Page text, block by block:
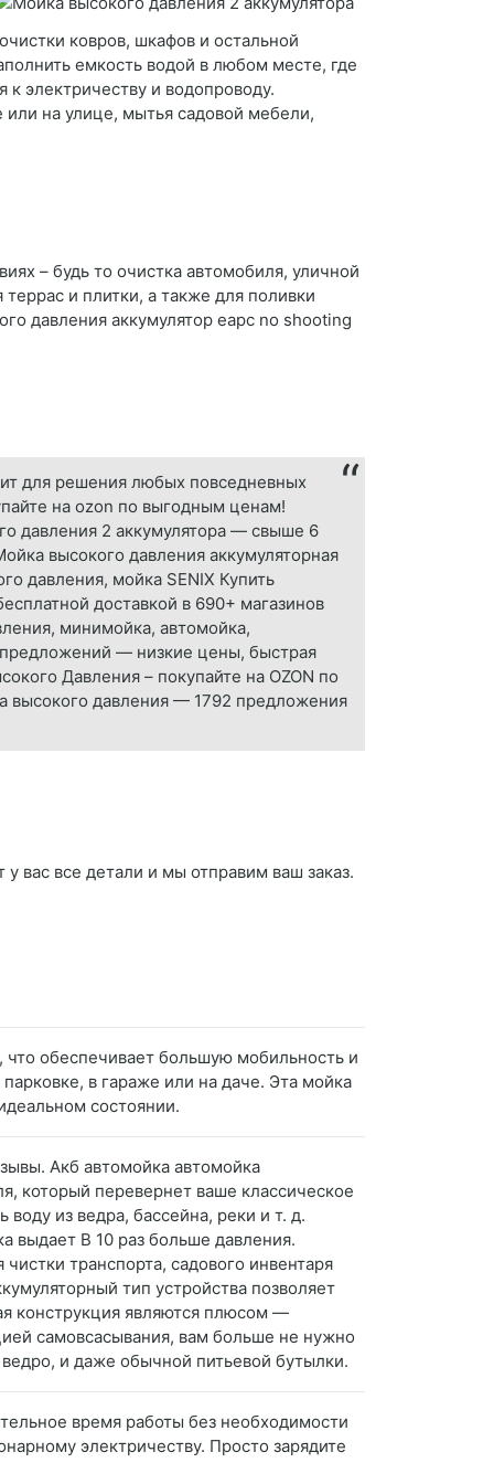
ковров, шкафов и остальной
емкость водой в любом месте, где
электричеству и водопроводу.
или на улице, мытья садовой мебели,
– будь то очистка автомобиля, уличной
и плитки, а также для поливки
давления аккумулятор eapc no shooting
для решения любых повседневных
на ozon по выгодным ценам!
давления 2 аккумулятора — свыше 6
высокого давления аккумуляторная
давления, мойка SENIX Купить
доставкой в 690+ магазинов
минимойка, автомойка,
— низкие цены, быстрая
Давления – покупайте на OZON по
высокого давления — 1792 предложения
вас все детали и мы отправим ваш заказ.
что обеспечивает большую мобильность и
в гараже или на даче. Эта мойка
состоянии.
Акб автомойка автомойка
который перевернет ваше классическое
из ведра, бассейна, реки и т. д.
выдает В 10 раз больше давления.
транспорта, садового инвентаря
тип устройства позволяет
конструкция являются плюсом —
самовсасывания, вам больше не нужно
и даже обычной питьевой бутылки.
время работы без необходимости
электричеству. Просто зарядите